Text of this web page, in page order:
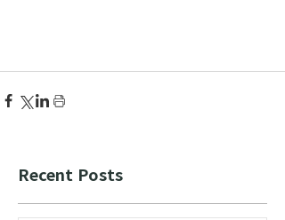
Recent Posts